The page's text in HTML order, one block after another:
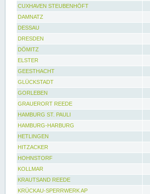
CUXHAVEN STEUBENHÖFT
DAMNATZ
DESSAU
DRESDEN
DÖMITZ
ELSTER
GEESTHACHT
GLÜCKSTADT
GORLEBEN
GRAUERORT REEDE
HAMBURG ST. PAULI
HAMBURG-HARBURG
HETLINGEN
HITZACKER
HOHNSTORF
KOLLMAR
KRAUTSAND REEDE
KRÜCKAU-SPERRWERK AP